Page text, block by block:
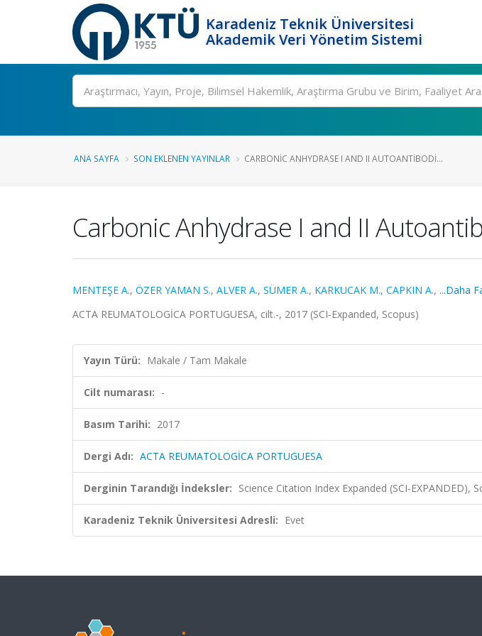
Karadeniz Teknik Üniversitesi
Akademik Veri Yönetim Sistemi
Ara
ANA SAYFA SON EKLENEN YAYINLAR CARBONIC ANHYDRASE I AND II AUTOANTIBODI...
Carbonic Anhydrase I and II
MENTEŞE A., ÖZER YAMAN S., ALVER A., SÜMER A., KARKUCAK M., CAPKIN A., ...Daha
ACTA REUMATOLOGİCA PORTUGUESA, cilt.-, 2017 (SCI-Expanded, Scopus)
Yayın Türü: Makale / Tam Makale
Cilt numarası: -
Basım Tarihi: 2017
Dergi Adı: ACTA REUMATOLOGİCA PORTUGUESA
Derginin Tarandığı İndeksler: Science Citation Index Expanded (SCI-EXPANDED),
Karadeniz Teknik Üniversitesi Adresli: Evet